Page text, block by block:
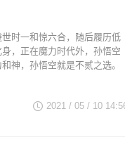
时一和惊六合，随后履历低
，正在魔力时代外，孙悟空
神，孙悟空就是不贰之选。
2021 / 05 / 10